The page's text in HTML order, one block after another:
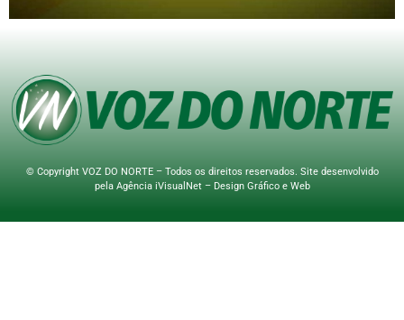
© Copyright VOZ DO NORTE – Todos os direitos reservados. Site desenvolvido
pela Agência iVisualNet – Design Gráfico e Web